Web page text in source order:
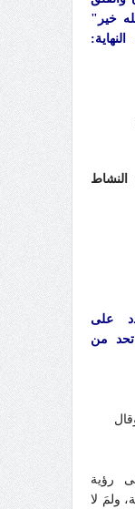
خير"
على
تحد من
رؤية
ولمَ لا